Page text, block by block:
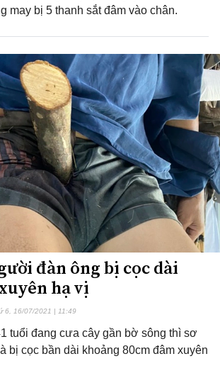
may bị 5 thanh sắt đâm vào chân.
đàn ông bị cọc dài
hạ vị
6, 16/07/2021 | 11:49
tuổi đang cưa cây gần bờ sông thì sơ
bị cọc bần dài khoảng 80cm đâm xuyên